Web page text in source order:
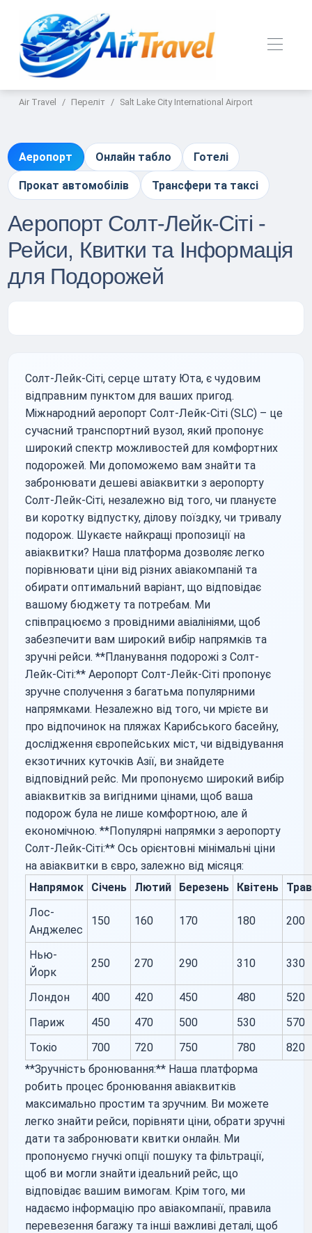
Air Travel Переліт Salt Lake City International Airport
Аеропорт Онлайн табло Готелі
Прокат автомобілів Трансфери та таксі
Аеропорт Солт-Лейк-Сіті -
Рейси, Квитки та Інформація
для Подорожей
Солт-Лейк-Сіті, серце штату Юта, є чудовим
відправним пунктом для ваших пригод.
Міжнародний аеропорт Солт-Лейк-Сіті (SLC) – це
сучасний транспортний вузол, який пропонує
широкий спектр можливостей для комфортних
подорожей. Ми допоможемо вам знайти та
забронювати дешеві авіаквитки з аеропорту
Солт-Лейк-Сіті, незалежно від того, чи плануєте
ви коротку відпустку, ділову поїздку, чи тривалу
подорож. Шукаєте найкращі пропозиції на
авіаквитки? Наша платформа дозволяє легко
порівнювати ціни від різних авіакомпаній та
обирати оптимальний варіант, що відповідає
вашому бюджету та потребам. Ми
співпрацюємо з провідними авіалініями, щоб
забезпечити вам широкий вибір напрямків та
зручні рейси. **Планування подорожі з Солт-
Лейк-Сіті:** Аеропорт Солт-Лейк-Сіті пропонує
зручне сполучення з багатьма популярними
напрямками. Незалежно від того, чи мрієте ви
про відпочинок на пляжах Карибського басейну,
дослідження європейських міст, чи відвідування
екзотичних куточків Азії, ви знайдете
відповідний рейс. Ми пропонуємо широкий вибір
авіаквитків за вигідними цінами, щоб ваша
подорож була не лише комфортною, але й
економічною. **Популярні напрямки з аеропорту
Солт-Лейк-Сіті:** Ось орієнтовні мінімальні ціни
на авіаквитки в євро, залежно від місяця:
Напрямок
Січень Лютий Березень Квітень
Лос-
Анджелес
150 160 170 180 200
Нью-
Йорк
250 270 290 310 330
Лондон 400 420 450 480
520
Париж
450 470 500 530
570
Токіо
700 720 750 780
820
**Зручність бронювання:** Наша платформа
робить процес бронювання авіаквитків
максимально простим та зручним. Ви можете
легко знайти рейси, порівняти ціни, обрати зручні
дати та забронювати квитки онлайн. Ми
пропонуємо гнучкі опції пошуку та фільтрації,
щоб ви могли знайти ідеальний рейс, що
відповідає вашим вимогам. Крім того, ми
надаємо інформацію про авіакомпанії, правила
перевезення багажу та інші важливі деталі, щоб